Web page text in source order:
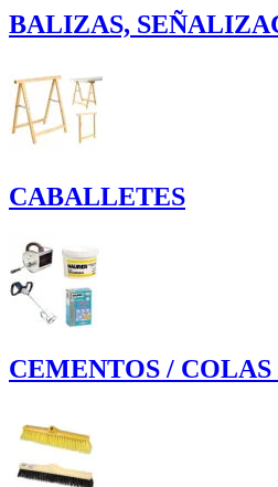
BALIZAS,
CABALLETES
CEMENTOS /